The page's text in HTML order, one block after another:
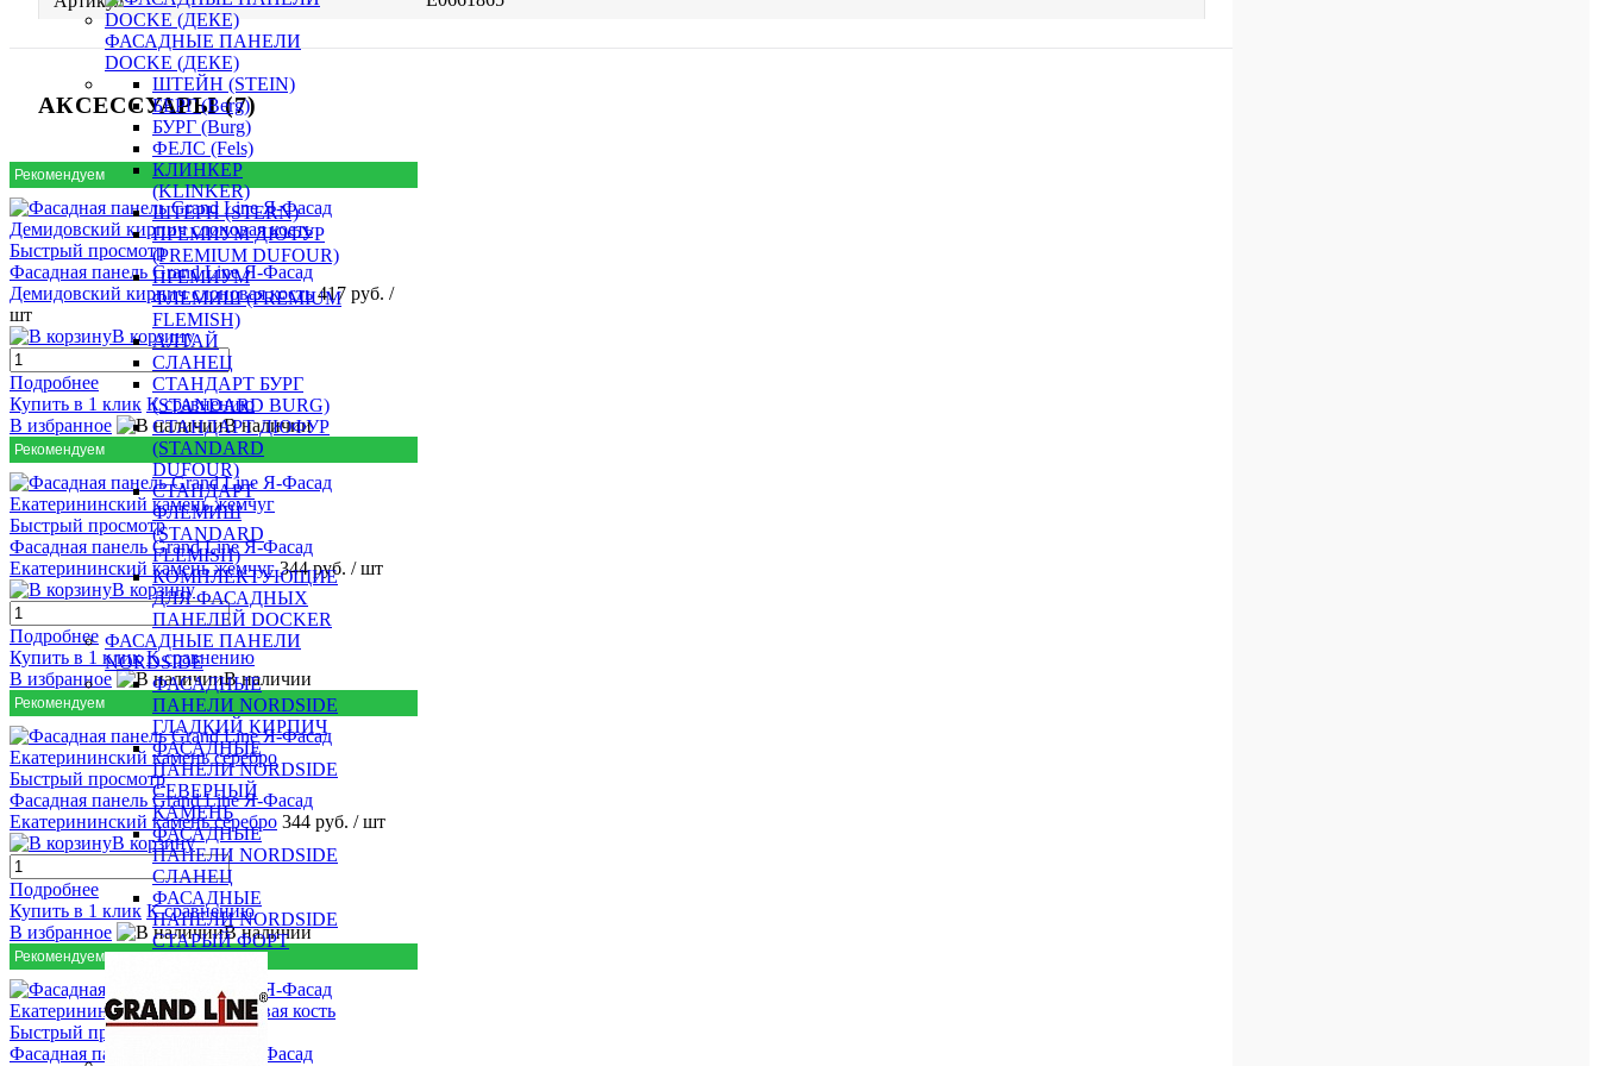
ФАСАДНЫЕ ПАНЕЛИ
DOCKE (ДЕКЕ)
ШТЕЙН (STEIN)
БЕРГ (Berg)
БУРГ (Burg)
ФЕЛС (Fels)
КЛИНКЕР
(KLINKER)
ШТЕРН (STERN)
ПРЕМИУМ ДЮФУР
(PREMIUM DUFOUR)
ПРЕМИУМ
ФЛЕМИШ (PREMIUM
FLEMISH)
АЛТАЙ
СЛАНЕЦ
СТАНДАРТ БУРГ
(STANDARD BURG)
СТАНДАРТ ДЮФУР
(STANDARD
DUFOUR)
СТАНДАРТ
ФЛЕМИШ
(STANDARD
FLEMISH)
КОМПЛЕКТУЮЩИЕ
ДЛЯ ФАСАДНЫХ
ПАНЕЛЕЙ DOCKER
ФАСАДНЫЕ ПАНЕЛИ
NORDSIDE
ФАСАДНЫЕ
ПАНЕЛИ NORDSIDE
ГЛАДКИЙ КИРПИЧ
ФАСАДНЫЕ
ПАНЕЛИ NORDSIDE
СЕВЕРНЫЙ
КАМЕНЬ
ФАСАДНЫЕ
ПАНЕЛИ NORDSIDE
СЛАНЕЦ
ФАСАДНЫЕ
ПАНЕЛИ NORDSIDE
СТАРЫЙ ФОРТ
АКСЕССУАРЫ (7)
Рекомендуем
Быстрый просмотр
Фасадная панель Grand Line Я-Фасад
Демидовский кирпич слоновая кость 417 руб. /
шт
В корзину
Подробнее
Купить в 1 клик К сравнению
В избранное
В наличии
Рекомендуем
Быстрый просмотр
Фасадная панель Grand Line Я-Фасад
Екатерининский камень жемчуг 344 руб. / шт
В корзину
Подробнее
Купить в 1 клик К сравнению
В избранное
В наличии
Рекомендуем
Быстрый просмотр
Фасадная панель Grand Line Я-Фасад
Екатерининский камень серебро 344 руб. / шт
В корзину
Подробнее
Купить в 1 клик К сравнению
В избранное
В наличии
Рекомендуем
Быстрый просмотр
Фасадная панель Grand Line Я-Фасад